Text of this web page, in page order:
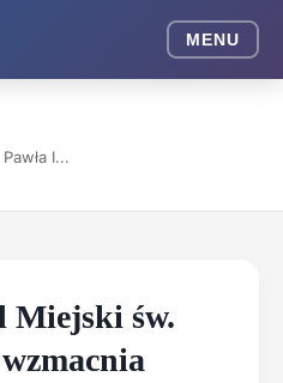
MENU
I...
Miejski św.